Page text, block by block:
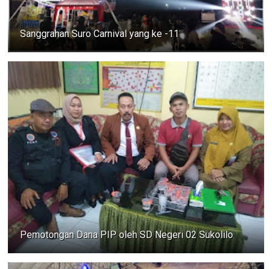
Sanggrahan Suro Carnival yang ke -11
Pemotongan Dana PIP oleh SD Negeri 02 Sukolilo